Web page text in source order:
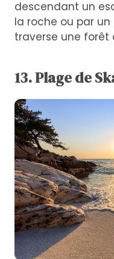
descendant un
la roche ou par
traverse une forêt
13. Plage de